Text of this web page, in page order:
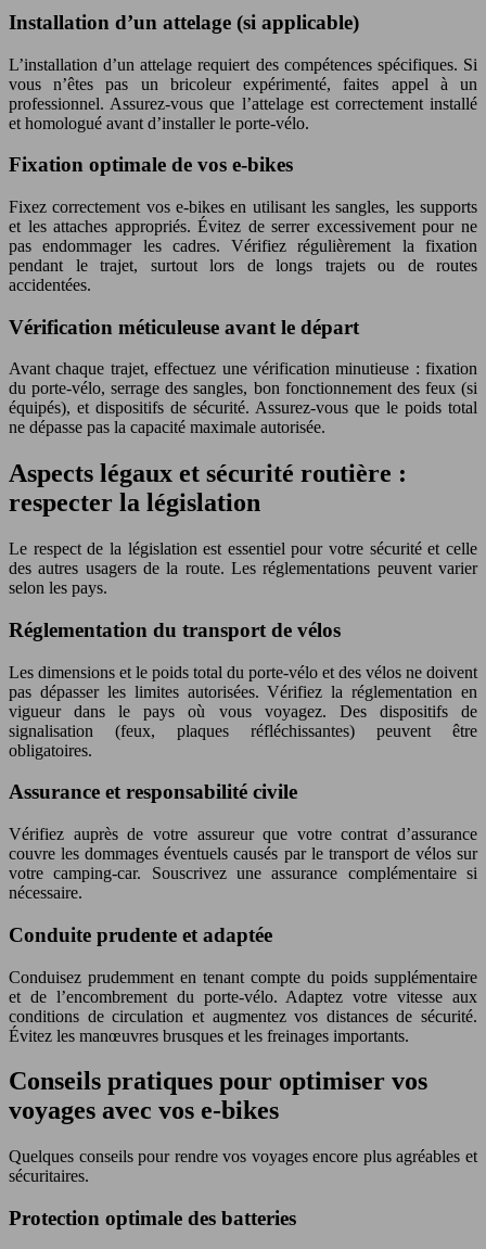
Installation d’un attelage (si applicable)
L’installation d’un attelage requiert des compétences spécifiques. Si
vous n’êtes pas un bricoleur expérimenté, faites appel à un
professionnel. Assurez-vous que l’attelage est correctement installé
et homologué avant d’installer le porte-vélo.
Fixation optimale de vos e-bikes
Fixez correctement vos e-bikes en utilisant les sangles, les supports
et les attaches appropriés. Évitez de serrer excessivement pour ne
pas endommager les cadres. Vérifiez régulièrement la fixation
pendant le trajet, surtout lors de longs trajets ou de routes
accidentées.
Vérification méticuleuse avant le départ
Avant chaque trajet, effectuez une vérification minutieuse : fixation
du porte-vélo, serrage des sangles, bon fonctionnement des feux (si
équipés), et dispositifs de sécurité. Assurez-vous que le poids total
ne dépasse pas la capacité maximale autorisée.
Aspects légaux et sécurité routière :
respecter la législation
Le respect de la législation est essentiel pour votre sécurité et celle
des autres usagers de la route. Les réglementations peuvent varier
selon les pays.
Réglementation du transport de vélos
Les dimensions et le poids total du porte-vélo et des vélos ne doivent
pas dépasser les limites autorisées. Vérifiez la réglementation en
vigueur dans le pays où vous voyagez. Des dispositifs de
signalisation (feux, plaques réfléchissantes) peuvent être
obligatoires.
Assurance et responsabilité civile
Vérifiez auprès de votre assureur que votre contrat d’assurance
couvre les dommages éventuels causés par le transport de vélos sur
votre camping-car. Souscrivez une assurance complémentaire si
nécessaire.
Conduite prudente et adaptée
Conduisez prudemment en tenant compte du poids supplémentaire
et de l’encombrement du porte-vélo. Adaptez votre vitesse aux
conditions de circulation et augmentez vos distances de sécurité.
Évitez les manœuvres brusques et les freinages importants.
Conseils pratiques pour optimiser vos
voyages avec vos e-bikes
Quelques conseils pour rendre vos voyages encore plus agréables et
sécuritaires.
Protection optimale des batteries